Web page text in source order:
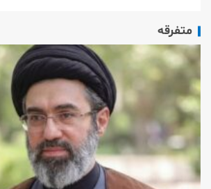
متفرقه